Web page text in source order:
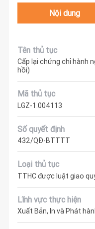
Nội dung
Tên thủ tục
Cấp lại chứng chỉ hành
hồi)
Mã thủ tục
LGZ-1.004113
Số quyết định
432/QĐ-BTTTT
Loại thủ tục
TTHC được luật giao
Lĩnh vực thực hiện
Xuất Bản, In và Phát